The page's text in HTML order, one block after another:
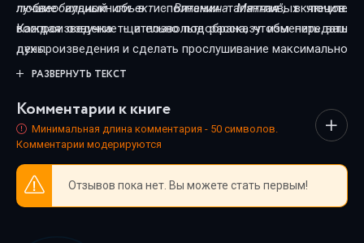
лучшие аудиокниги в исполнении талантливых чтецов.
Каждая озвучка тщательно подобрана, чтобы передать
дух произведения и сделать прослушивание максимально
комфортным. Новинки и классика, фантастика и драма,
каждый нашёл книгу по душе.
любвеобильный объект - Витамина Мятная", включите
воспроизведение - и позвольте рассказу изменить ваш
день.
РАЗВЕРНУТЬ ТЕКСТ
Комментарии к книге
Минимальная длина комментария - 50 символов.
Комментарии модерируются
Отзывов пока нет. Вы можете стать первым!